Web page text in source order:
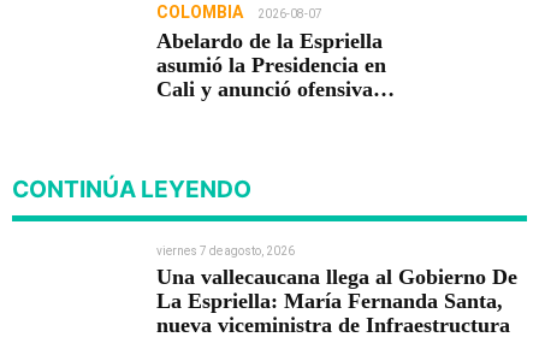
COLOMBIA 2026-08-07
Abelardo de la Espriella
asumió la Presidencia en
Cali y anunció ofensiva
CONTINÚA LEYENDO
viernes 7 de agosto, 2026
Una vallecaucana llega al Gobierno De
La Espriella: María Fernanda Santa,
nueva viceministra de Infraestructura